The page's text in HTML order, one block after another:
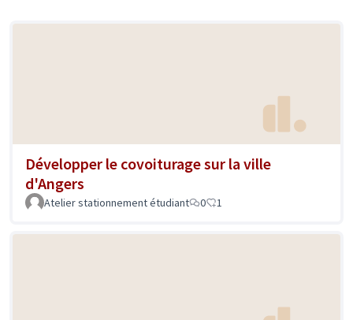
Développer le covoiturage sur la ville
d'Angers
Atelier stationnement étudiant 0 1